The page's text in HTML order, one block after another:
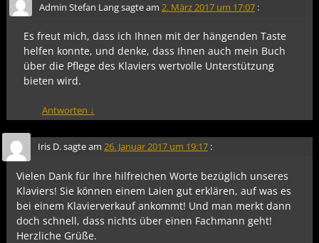
Admin Stefan Langsagte am 2. März 2017 um 17:07 :
Es freut mich, dass ich Ihnen mit der hängenden Taste
helfen konnte, und denke, dass Ihnen auch mein Buch
über die Pflege des Klaviers wertvolle Unterstützung
bieten wird.
Antworten ↓
Iris D.sagte am 26. Januar 2017 um 19:17 :
Vielen Dank für Ihre hilfreichen Worte bezüglich unseres
Klaviers! Sie können einem Laien gut erklären, auf was es
bei einem Klavierverkauf ankommt! Und man merkt dann
doch schnell, dass nichts über einen Fachmann geht!
Herzliche Grüße.